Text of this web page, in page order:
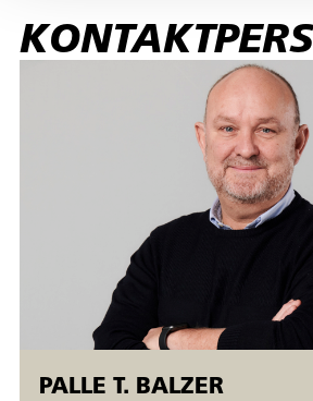
PALLE T. BALZER